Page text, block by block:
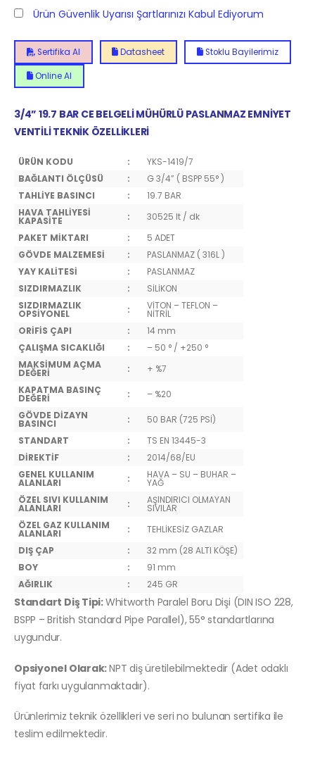
Ürün Güvenlik Uyarısı Şartlarınızı Kabul Ediyorum
Sertifika Al Datasheet Stoklu Bayilerimiz
Online Al
3/4” 19.7 BAR CE BELGELİ MÜHÜRLÜ PASLANMAZ EMNİYET
VENTİLİ TEKNİK ÖZELLİKLERİ
ÜRÜN KODU :
YKS-1419/7
BAĞLANTI ÖLÇÜSÜ
:
G 3/4” ( BSPP 55° )
TAHLİYE BASINCI
:
19.7 BAR
HAVA TAHLİYESİ
KAPASİTE :
30525 lt / dk
PAKET MİKTARI
:
5 ADET
GÖVDE MALZEMESİ
:
PASLANMAZ ( 316L )
YAY KALİTESİ
:
PASLANMAZ
SIZDIRMAZLIK
:
SİLİKON
SIZDIRMAZLIK
OPSİYONEL : VİTON – TEFLON –
NİTRİL
ORİFİS ÇAPI
:
14 mm
ÇALIŞMA SICAKLIĞI
:
– 50 ° / +250 °
MAKSİMUM AÇMA
DEĞERİ :
+ %7
KAPATMA BASINÇ
DEĞERİ :
– %20
GÖVDE DİZAYN
BASINCI :
50 BAR (725 PSİ)
STANDART
:
TS EN 13445-3
DİREKTİF
:
2014/68/EU
GENEL KULLANIM
ALANLARI : HAVA – SU – BUHAR –
YAĞ
ÖZEL SIVI KULLANIM
ALANLARI : AŞINDIRICI OLMAYAN
SIVILAR
ÖZEL GAZ KULLANIM
ALANLARI :
TEHLİKESİZ GAZLAR
DIŞ ÇAP
:
32 mm (28 ALTI KÖŞE)
BOY
:
91 mm
AĞIRLIK
: 245 GR
Standart Diş Tipi:Whitworth Paralel Boru Dişi (DIN ISO 228,
BSPP – British Standard Pipe Parallel), 55° standartlarına
uygundur.
Opsiyonel Olarak:NPT diş üretilebilmektedir (Adet odaklı
fiyat farkı uygulanmaktadır).
Ürünlerimiz teknik özellikleri ve seri no bulunan sertifika ile
teslim edilmektedir.